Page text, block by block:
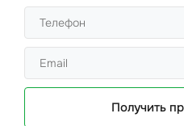
Получить